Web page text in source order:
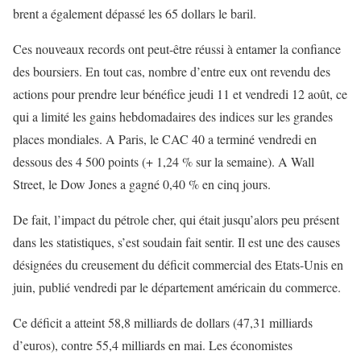
brent a également dépassé les 65 dollars le baril.
Ces nouveaux records ont peut-être réussi à entamer la confiance
des boursiers. En tout cas, nombre d’entre eux ont revendu des
actions pour prendre leur bénéfice jeudi 11 et vendredi 12 août, ce
qui a limité les gains hebdomadaires des indices sur les grandes
places mondiales. A Paris, le CAC 40 a terminé vendredi en
dessous des 4 500 points (+ 1,24 % sur la semaine). A Wall
Street, le Dow Jones a gagné 0,40 % en cinq jours.
De fait, l’impact du pétrole cher, qui était jusqu’alors peu présent
dans les statistiques, s’est soudain fait sentir. Il est une des causes
désignées du creusement du déficit commercial des Etats-Unis en
juin, publié vendredi par le département américain du commerce.
Ce déficit a atteint 58,8 milliards de dollars (47,31 milliards
d’euros), contre 55,4 milliards en mai. Les économistes